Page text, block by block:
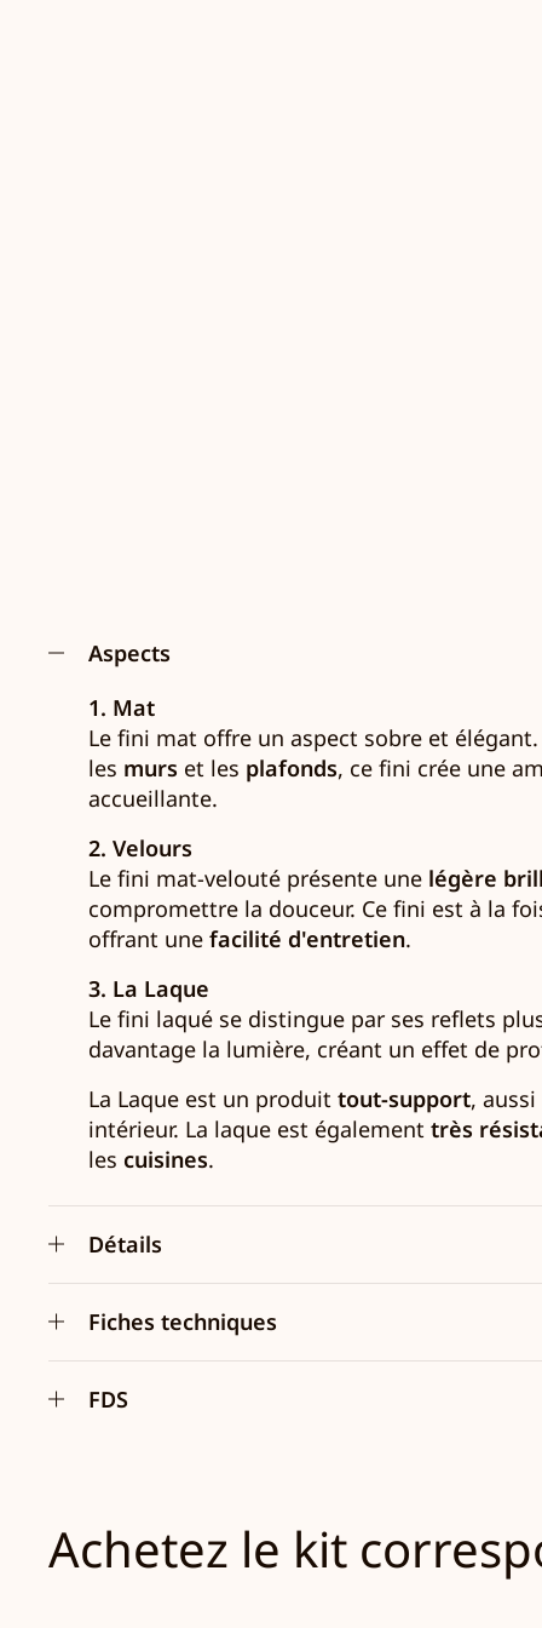
Aspects
1. Mat
Le fini mat offre un aspect sobre et
les murs et les plafonds, ce fini crée une
accueillante.
2. Velours
Le fini mat-velouté présente une légère
compromettre la douceur. Ce fini est à la
offrant une facilité d'entretien.
3. La Laque
Le fini laqué se distingue par ses reflets
davantage la lumière, créant un effet de
La Laque est un produit tout-support,
intérieur. La laque est également très
les cuisines.
Détails
Fiches techniques
FDS
Achetez le kit